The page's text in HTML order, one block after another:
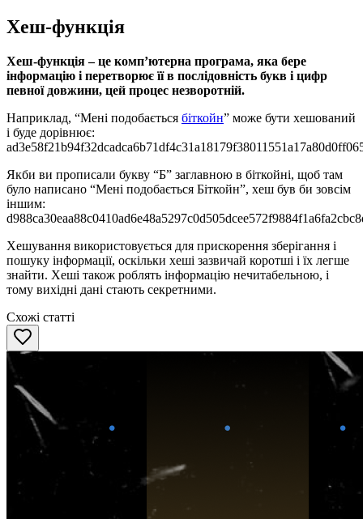
Хеш-функція
Хеш-функція – це комп’ютерна програма, яка бере
інформацію і перетворює її в послідовність букв і цифр
певної довжини, цей процес незворотній.
Наприклад, “Мені подобається біткойн” може бути хешований
і буде дорівнює:
Якби ви прописали букву “Б” заглавною в біткойні, щоб там
було написано “Мені подобається Біткойн”, хеш був би зовсім
іншим:
Хешування використовується для прискорення зберігання і
пошуку інформації, оскільки хеші зазвичай коротші і їх легше
знайти. Хеші також роблять інформацію нечитабельною, і
тому вихідні дані стають секретними.
Схожі статті